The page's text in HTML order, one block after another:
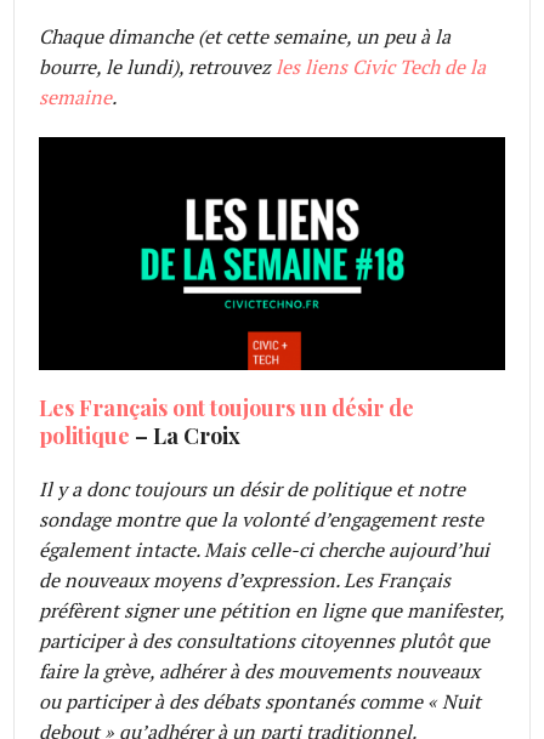
Chaque dimanche (et cette semaine, un peu à la
bourre, le lundi), retrouvezles liens Civic Tech de la
semaine.
Les Français ont toujours un désir de
politique – La Croix
Il y a donc toujours un désir de politique et notre
sondage montre que la volonté d’engagement reste
également intacte. Mais celle-ci cherche aujourd’hui
de nouveaux moyens d’expression. Les Français
préfèrent signer une pétition en ligne que manifester,
participer à des consultations citoyennes plutôt que
faire la grève, adhérer à des mouvements nouveaux
ou participer à des débats spontanés comme « Nuit
debout » qu’adhérer à un parti traditionnel.